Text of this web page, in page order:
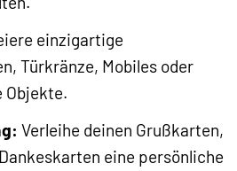
einzigartige
Türkränze, Mobiles oder
Objekte.
Verleihe deinen Grußkarten,
eine persönliche